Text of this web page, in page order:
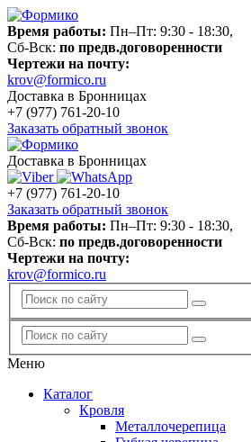
Время работы: Пн–Пт: 9:30 - 18:30,
Сб-Вск: по предв.договоренности
Чертежи на почту:
krov@formico.ru
Доставка в Бронницах
+7 (977) 761-20-10
Заказать обратный звонок
Доставка в Бронницах
+7 (977) 761-20-10
Заказать обратный звонок
Время работы: Пн–Пт: 9:30 - 18:30,
Сб-Вск: по предв.договоренности
Чертежи на почту:
krov@formico.ru
Меню
Каталог
Кровля
Металлочерепица